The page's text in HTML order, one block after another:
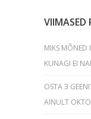
VIIMASED
MIKS MÕNED
KUNAGI EI
OSTA 3
AINULT